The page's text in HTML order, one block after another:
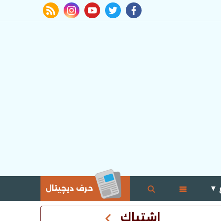
facebook
twitter
youtube
instagram
rss feed
▼ حرف ديچيتال
اشتباك